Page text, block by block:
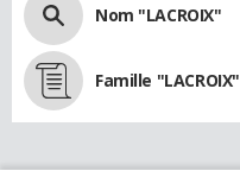
Nom "LACROIX"
Famille "LACROIX"